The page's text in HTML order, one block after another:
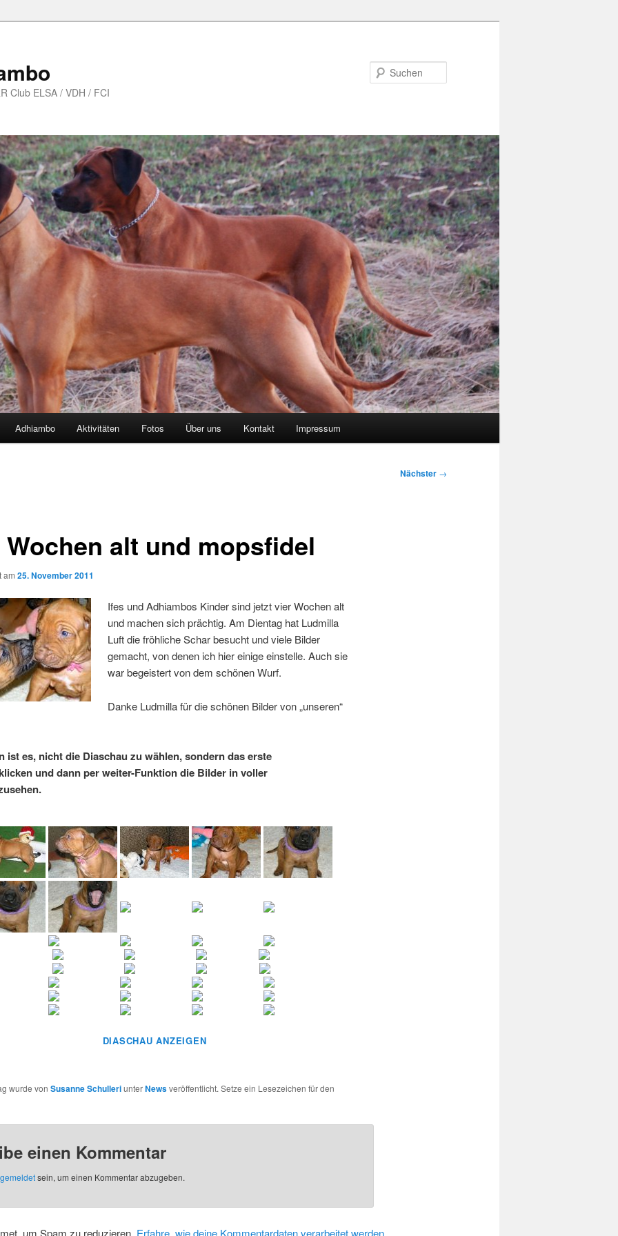
Club ELSA / VDH / FCI
Adhiambo Aktivitäten Fotos Über uns Kontakt Impressum
Nächster →
Wochen alt und mopsfidel
am 25. November 2011
Ifes und Adhiambos Kinder sind jetzt vier Wochen alt
und machen sich prächtig. Am Dientag hat Ludmilla
Luft die fröhliche Schar besucht und viele Bilder
gemacht, von denen ich hier einige einstelle. Auch sie
war begeistert von dem schönen Wurf.
Danke Ludmilla für die schönen Bilder von „unseren“
ist es, nicht die Diaschau zu wählen, sondern das erste
und dann per weiter-Funktion die Bilder in voller
DIASCHAU ANZEIGEN
wurde von Susanne SchulleriunterNewsveröffentlicht. Setze ein Lesezeichen für den
einen Kommentar
sein, um einen Kommentar abzugeben.
um Spam zu reduzieren. Erfahre, wie deine Kommentardaten verarbeitet werden.